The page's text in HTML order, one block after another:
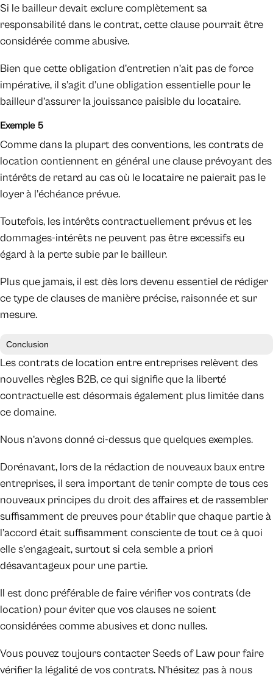
Si le bailleur devait exclure complètement sa
responsabilité dans le contrat, cette clause pourrait être
considérée comme abusive.
Bien que cette obligation d’entretien n’ait pas de force
impérative, il s’agit d’une obligation essentielle pour le
bailleur d’assurer la jouissance paisible du locataire.
Exemple 5
Comme dans la plupart des conventions, les contrats de
location contiennent en général une clause prévoyant des
intérêts de retard au cas où le locataire ne paierait pas le
loyer à l’échéance prévue.
Toutefois, les intérêts contractuellement prévus et les
dommages-intérêts ne peuvent pas être excessifs eu
égard à la perte subie par le bailleur.
Plus que jamais, il est dès lors devenu essentiel de rédiger
ce type de clauses de manière précise, raisonnée et sur
mesure.
Conclusion
Les contrats de location entre entreprises relèvent des
nouvelles règles B2B, ce qui signifie que la liberté
contractuelle est désormais également plus limitée dans
ce domaine.
Nous n’avons donné ci-dessus que quelques exemples.
Dorénavant, lors de la rédaction de nouveaux baux entre
entreprises, il sera important de tenir compte de tous ces
nouveaux principes du droit des affaires et de rassembler
suffisamment de preuves pour établir que chaque partie à
l’accord était suffisamment consciente de tout ce à quoi
elle s’engageait, surtout si cela semble a priori
désavantageux pour une partie.
Il est donc préférable de faire vérifier vos contrats (de
location) pour éviter que vos clauses ne soient
considérées comme abusives et donc nulles.
Vous pouvez toujours contacter Seeds of Law pour faire
vérifier la légalité de vos contrats. N’hésitez pas à nous